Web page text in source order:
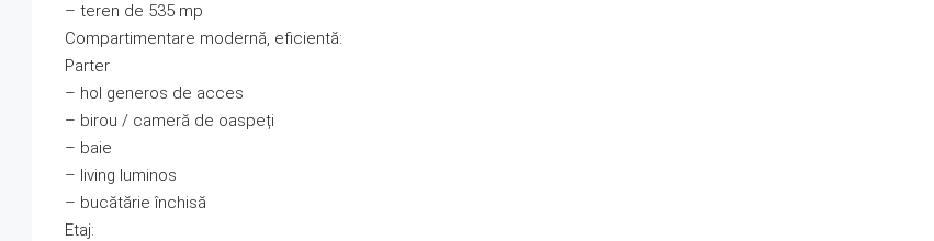
– teren de 535 mp
Compartimentare modernă, eficientă:
Parter
– hol generos de acces
– birou / cameră de oaspeți
– baie
– living luminos
– bucătărie închisă
Etaj: